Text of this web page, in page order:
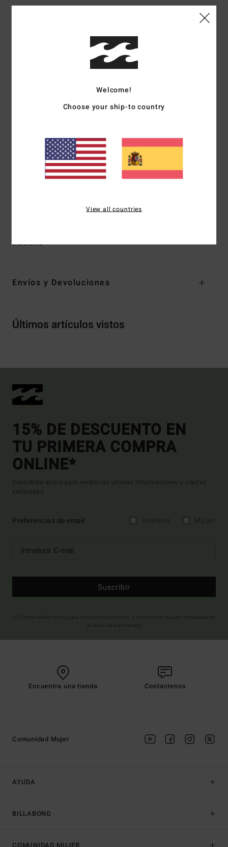
Braguita de bikini de cobertura moderada Multi Mujer
Código de color
Colección: Sweet Aloha
Corte: Bondi
Cintura: cintura baja
Talle: Cae por encima o por debajo de la cadera
Cierre: cierre fijo
Marca: Logo bordado
elastano
Envíos y Devoluciones
Últimos artículos vistos
15% DE DESCUENTO EN
TU PRIMERA COMPRA
ONLINE*
Suscríbete ahora para recibir las ultimas informaciones y ofertas
exclusivas.
Preferencias de email
Suscribir
Encuentra una tienda Contactenos
AYUDA
BILLABONG
Comunidad Mujer
Welcome!
Choose your ship-to country
View all countries